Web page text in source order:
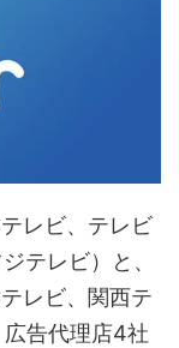
レビ、テレビ
テレビ）と、
レビ、関西テ
告代理店4社